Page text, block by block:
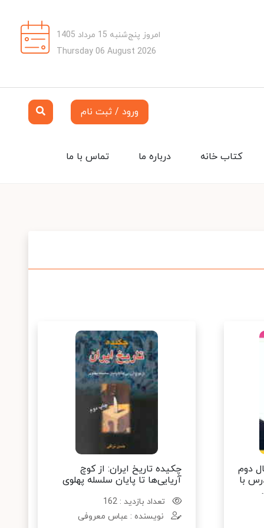
امروز پنج‌شنبه 15 مرداد 1405
Thursday 06 August 2026
ورود / ثبت نام
تماس با ما درباره ما کتاب خانه
دوم
با
چکیده تاریخ ایران: از کوچ
آریایی‌ها تا پایان سلسله پهلوی
تعداد بازدید : 162
نویسنده : عباس معروفی